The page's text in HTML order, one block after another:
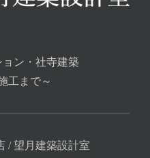
ン・社寺建築
工まで～
/ 望月建築設計室